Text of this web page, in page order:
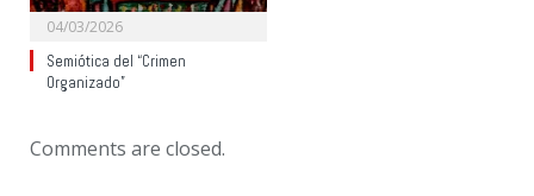
04/03/2026
Semiótica del “Crimen
Organizado”
Comments are closed.